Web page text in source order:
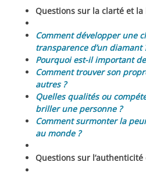
Questions sur la clarté et
Comment développer une
transparence d’un diamant
Pourquoi est-il important
Comment trouver son
autres ?
Quelles qualités ou
briller une personne ?
Comment surmonter la
au monde ?
Questions sur l’authenticité